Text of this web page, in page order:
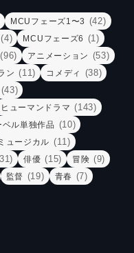
MCUフェーズ1〜3 (42)
(4) MCUフェーズ6 (1)
(96) アニメーション (53)
ン (11) コメディ (38)
(43)
ヒューマンドラマ (143)
ベル単独作品 (10)
ミュージカル (11)
俳優 (15) 冒険 (9)
監督 (19) 青春 (7)